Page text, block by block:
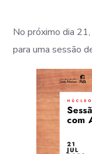
No próximo dia
para uma sessão